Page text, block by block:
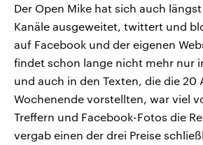
Der Open Mike hat sich auch
Kanäle ausgeweitet, twittert und
auf Facebook und der eigenen
findet schon lange nicht mehr nur
und auch in den Texten, die die 20
Wochenende vorstellten, war viel
Treffern und Facebook-Fotos die
vergab einen der drei Preise